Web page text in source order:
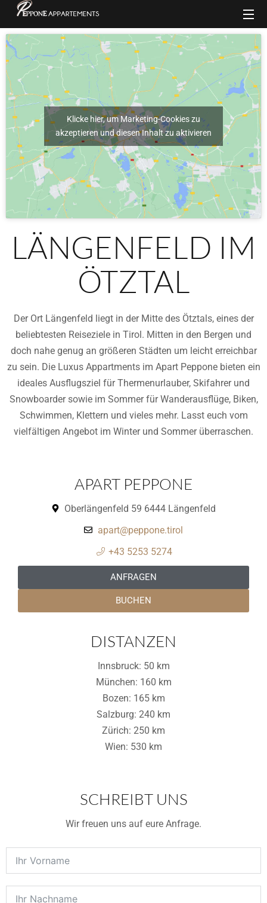
Klicke hier, um Marketing-Cookies zu
akzeptieren und diesen Inhalt zu aktivieren
LÄNGENFELD IM
ÖTZTAL
Der Ort Längenfeld liegt in der Mitte des Ötztals, eines der
beliebtesten Reiseziele in Tirol. Mitten in den Bergen und
doch nahe genug an größeren Städten um leicht erreichbar
zu sein. Die Luxus Appartments im Apart Peppone bieten ein
ideales Ausflugsziel für Thermenurlauber, Skifahrer und
Snowboarder sowie im Sommer für Wanderausflüge, Biken,
Schwimmen, Klettern und vieles mehr. Lasst euch vom
vielfältigen Angebot im Winter und Sommer überraschen.
APART PEPPONE
Oberlängenfeld 59 6444 Längenfeld
apart@peppone.tirol
+43 5253 5274
ANFRAGEN
BUCHEN
DISTANZEN
Innsbruck: 50 km
München: 160 km
Bozen: 165 km
Salzburg: 240 km
Zürich: 250 km
Wien: 530 km
SCHREIBT UNS
Wir freuen uns auf eure Anfrage.